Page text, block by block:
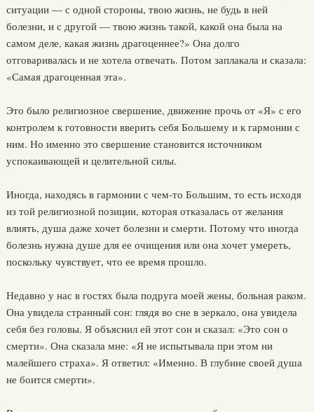
ситуации — с одной стороны, твою жизнь, не будь в ней
болезни, и с другой — твою жизнь такой, какой она была на
самом деле, какая жизнь драгоценнее?» Она долго
отговаривалась и не хотела отвечать. Потом заплакала и сказала:
«Самая дра­гоценная эта».
Это было религиозное свершение, движение прочь от «Я» с его
контро­лем к готовности вверить себя Большему и к гармонии с
ним. Но именно это свершение становится источником
успокаивающей и целительной силы.
Иногда, находясь в гармонии с чем-то Большим, то есть исходя
из той религиозной позиции, которая отказалась от желания
влиять, душа даже хочет болезни и смерти. Потому что иногда
болезнь нужна душе для ее очищения или она хочет умереть,
поскольку чувствует, что ее время прошло.
Недавно у нас в гостях была подруга моей жены, больная раком.
Она увидела странный сон: глядя во сне в зеркало, она увидела
себя без головы. Я объяснил ей этот сон и сказал: «Это сон о
смерти». Она сказала мне: «Я не испытывала при этом ни
малейшего страха». Я ответил: «Именно. В глубине своей душа
не боится смерти».